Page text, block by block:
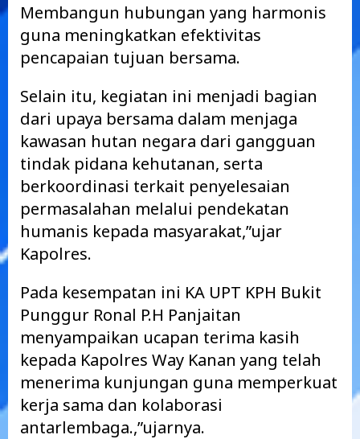
Membangun hubungan yang harmonis
guna meningkatkan efektivitas
pencapaian tujuan bersama.
Selain itu, kegiatan ini menjadi bagian
dari upaya bersama dalam menjaga
kawasan hutan negara dari gangguan
tindak pidana kehutanan, serta
berkoordinasi terkait penyelesaian
permasalahan melalui pendekatan
humanis kepada masyarakat,”ujar
Kapolres.
Pada kesempatan ini KA UPT KPH Bukit
Punggur Ronal P.H Panjaitan
menyampaikan ucapan terima kasih
kepada Kapolres Way Kanan yang telah
menerima kunjungan guna memperkuat
kerja sama dan kolaborasi
antarlembaga.,”ujarnya.